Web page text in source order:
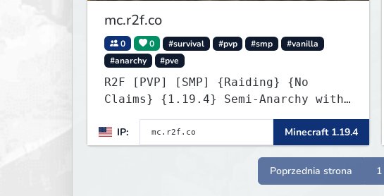
mc.r2f.co
0 0 #survival #pvp #smp
#vanilla
#anarchy
#pve
R2F [PVP] [SMP] {Raiding} {No
Claims} {1.19.4} Semi-Anarchy with
NO HACKS
IP:
Minecraft 1.19.4
Poprzednia strona 1